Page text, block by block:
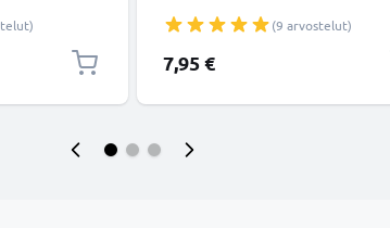
Smartwatch-kaiutinkameran tai
kuulokkeiden kanssa, Hopea
(9 arvostelut)
7,95 €